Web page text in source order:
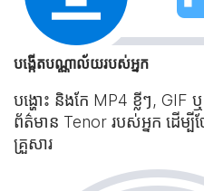
បង្កើតបណ្ណាល័យរបស់អ្នក
បង្ហោះ និងកែ MP4 ខ្លីៗ, GIF
ព័ត៌មាន Tenor របស់អ្នក ដើម្បី
គ្រួសារ